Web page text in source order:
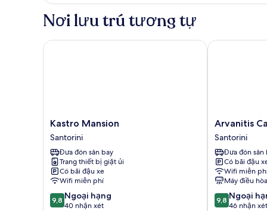
Apartment
Water
Nơi lưu trú tương tự
Kastro
Mansion
Santorini
Kastro Mansion
Santorini
Đưa đón sân bay
Trang thiết bị giặt ủi
Có bãi đậu xe
Wifi miễn phí
9.8
trên
9,8 Ngoại hạng
40 nhận xét
Kastro Mansion
Arvanitis
Cave
Village
Santorini
Arvanitis
Santorini
Đưa đón sân
Có bãi đậu
Wifi miễn
Máy điều hòa
9.8
trên
9,8 Ngoại
46 nhận xét
Arvanitis